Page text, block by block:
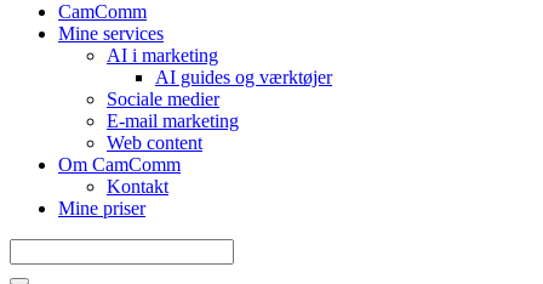
CamComm
Mine services
AI i marketing
AI guides og værktøjer
Sociale medier
E-mail marketing
Web content
Om CamComm
Kontakt
Mine priser